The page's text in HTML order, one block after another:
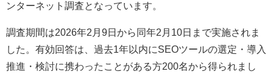
ンターネット調査となっています。
調査期間は2026年2月9日から同年2月10日まで実施されま
した。有効回答は、過去1年以内にSEOツールの選定・導入
推進・検討に携わったことがある方200名から得られまし